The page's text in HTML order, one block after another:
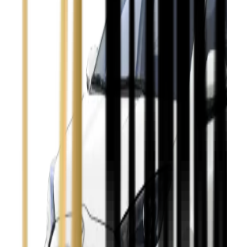
Seat Leon